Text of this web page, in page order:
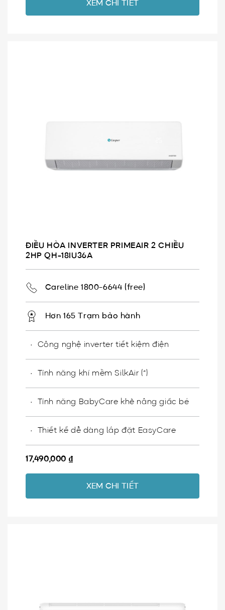
XEM CHI TIẾT
ĐIỀU HÒA INVERTER PRIMEAIR 2 CHIỀU
2HP QH-18IU36A
Careline 1800-6644 (free)
Hơn 165 Trạm bảo hành
Công nghệ inverter tiết kiệm điện
Tính năng khí mềm SilkAir (*)
Tính năng BabyCare khẽ nâng giấc bé
Thiết kế dễ dàng lắp đặt EasyCare
17,490,000 ₫
XEM CHI TIẾT